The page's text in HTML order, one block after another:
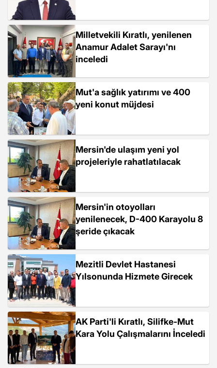
Milletvekili Kıratlı, yenilenen
Anamur Adalet Sarayı'nı
inceledi
Mut'a sağlık yatırımı ve 400
yeni konut müjdesi
Mersin'de ulaşım yeni yol
projeleriyle rahatlatılacak
Mersin'in otoyolları
yenilenecek, D-400 Karayolu 8
şeride çıkacak
Mezitli Devlet Hastanesi
Yılsonunda Hizmete Girecek
AK Parti'li Kıratlı, Silifke-Mut
Kara Yolu Çalışmalarını İnceledi